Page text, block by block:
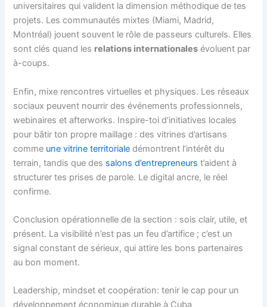
universitaires qui valident la dimension méthodique de tes
projets. Les communautés mixtes (Miami, Madrid,
Montréal) jouent souvent le rôle de passeurs culturels. Elles
sont clés quand les relations internationales évoluent par
à-coups.
Enfin, mixe rencontres virtuelles et physiques. Les réseaux
sociaux peuvent nourrir des événements professionnels,
webinaires et afterworks. Inspire-toi d’initiatives locales
pour bâtir ton propre maillage : des vitrines d’artisans
comme une vitrine territoriale démontrent l’intérêt du
terrain, tandis que des salons d’entrepreneurs t’aident à
structurer tes prises de parole. Le digital ancre, le réel
confirme.
Conclusion opérationnelle de la section : sois clair, utile, et
présent. La visibilité n’est pas un feu d’artifice ; c’est un
signal constant de sérieux, qui attire les bons partenaires
au bon moment.
Leadership, mindset et coopération: tenir le cap pour un